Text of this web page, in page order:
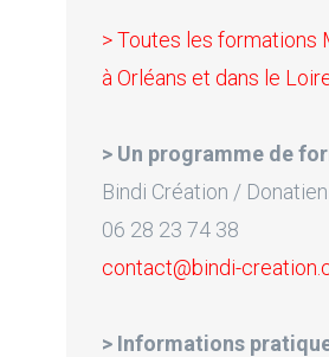
> Toutes les formations
à Orléans et dans le
> Un programme de
Bindi Création /
06 28 23 74 38
contact@bindi-
> Informations